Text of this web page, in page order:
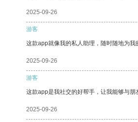
2025-09-26
游客
这款app就像我的私人助理，随时随地为我
2025-09-26
游客
这款app是我社交的好帮手，让我能够与朋
2025-09-26